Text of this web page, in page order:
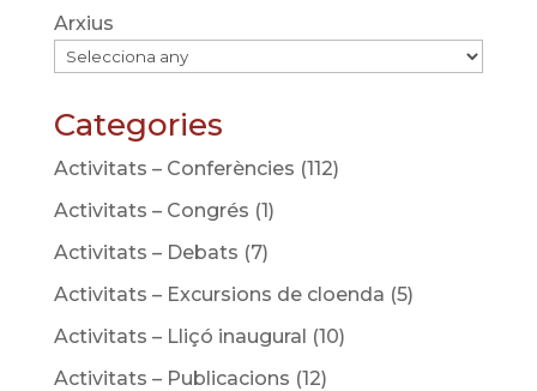
Arxius
Categories
Activitats – Conferències (112)
Activitats – Congrés (1)
Activitats – Debats (7)
Activitats – Excursions de cloenda (5)
Activitats – Lliçó inaugural (10)
Activitats – Publicacions (12)